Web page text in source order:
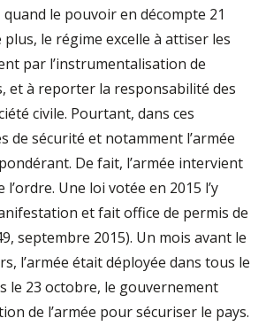
le pouvoir en décompte 21
plus, le régime excelle à attiser les
par l’instrumentalisation de
et à reporter la responsabilité des
civile. Pourtant, dans ces
de sécurité et notamment l’armée
De fait, l’armée intervient
Une loi votée en 2015 l’y
et fait office de permis de
septembre 2015). Un mois avant le
l’armée était déployée dans tous le
le 23 octobre, le gouvernement
de l’armée pour sécuriser le pays.